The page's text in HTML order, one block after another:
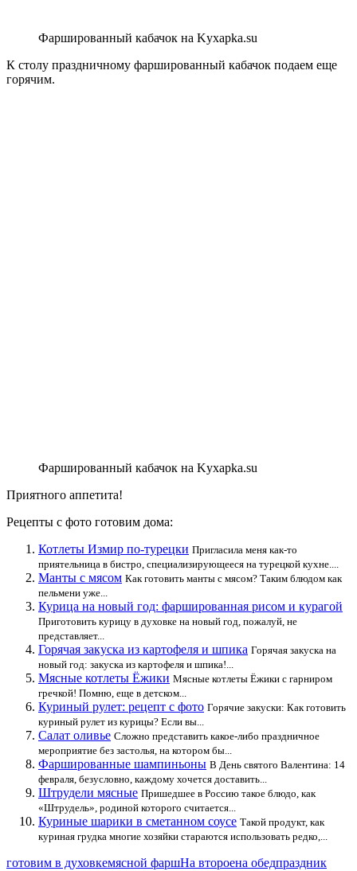
Фаршированный кабачок на Kyxapka.su
К столу праздничному фаршированный кабачок подаем еще
горячим.
Фаршированный кабачок на Kyxapka.su
Приятного аппетита!
Рецепты с фото готовим дома:
Котлеты Измир по-турецки Пригласила меня как-то
приятельница в бистро, специализирующееся на турецкой кухне....
Манты с мясом Как готовить манты с мясом? Таким блюдом как
пельмени уже...
Курица на новый год: фаршированная рисом и курагой
Приготовить курицу в духовке на новый год, пожалуй, не
представляет...
Горячая закуска из картофеля и шпика Горячая закуска на
новый год: закуска из картофеля и шпика!...
Мясные котлеты Ёжики Мясные котлеты Ёжики с гарниром
гречкой! Помню, еще в детском...
Куриный рулет: рецепт с фото Горячие закуски: Как готовить
куриный рулет из курицы? Если вы...
Салат оливье Сложно представить какое-либо праздничное
мероприятие без застолья, на котором бы...
Фаршированные шампиньоны В День святого Валентина: 14
февраля, безусловно, каждому хочется доставить...
Штрудели мясные Пришедшее в Россию такое блюдо, как
«Штрудель», родиной которого считается...
Куриные шарики в сметанном соусе Такой продукт, как
куриная грудка многие хозяйки стараются использовать редко,...
готовим в духовкемясной фаршНа второена обедпраздник